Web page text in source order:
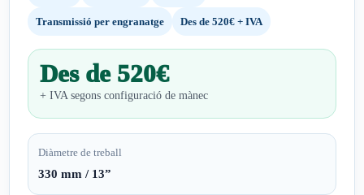
Transmissió per engranatge Des de 520€ + IVA
Des de 520€
+ IVA segons configuració de mànec
Diàmetre de treball
330 mm / 13”